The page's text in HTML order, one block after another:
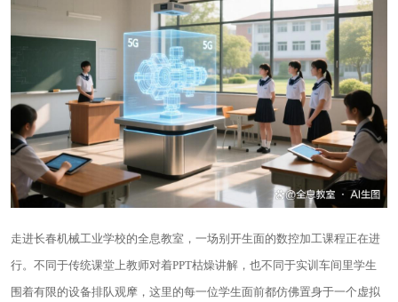
走进长春机械工业学校的全息教室，一场别开生面的数控加工课程正在进
行。不同于传统课堂上教师对着PPT枯燥讲解，也不同于实训车间里学生
围着有限的设备排队观摩，这里的每一位学生面前都仿佛置身于一个虚拟